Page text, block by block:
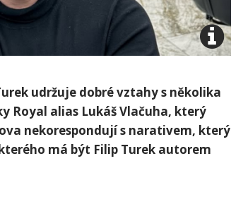
udržuje dobré vztahy s několika
Royal alias Lukáš Vlačuha, který
nekorespondují s narativem, který
má být Filip Turek autorem